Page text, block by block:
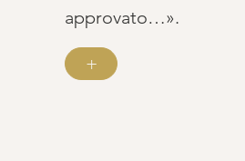
approvato…».
+